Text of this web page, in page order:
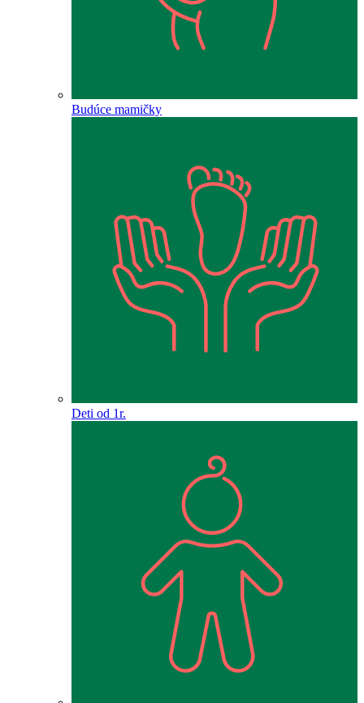
Budúce mamičky
Deti od 1r.